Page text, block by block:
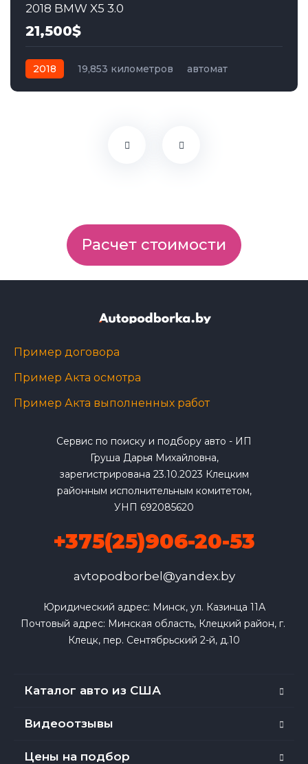
2018 BMW X5 3.0
21,500$
2018 19,853 километров
автомат
Расчет стоимости
Пример договора
Пример Акта осмотра
Пример Акта выполненных работ
Сервис по поиску и подбору авто - ИП
Груша Дарья Михайловна,
зарегистрирована 23.10.2023 Клецким
районным исполнительным комитетом,
УНП 692085620
+375(25)906-20-53
avtopodborbel@yandex.by
Юридический адрес: Минск, ул. Казинца 11А
Почтовый адрес: Минская область, Клецкий район, г.
Клецк, пер. Сентябрьский 2-й, д.10
Каталог авто из США
Видеоотзывы
Цены на подбор